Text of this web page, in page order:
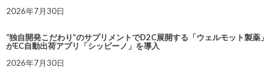
2026年7月30日
“独自開発こだわり”のサプリメントでD2C展開する「ウェルモット製薬」
がEC自動出荷アプリ「シッピーノ」を導入
2026年7月30日